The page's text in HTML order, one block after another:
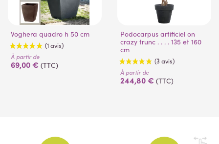
Voghera quadro h 50 cm
À partir de
69,00 € (TTC)
Podocarpus artificiel on
crazy trunc . . . . 135 et 160
cm
À partir de
244,80 € (TTC)